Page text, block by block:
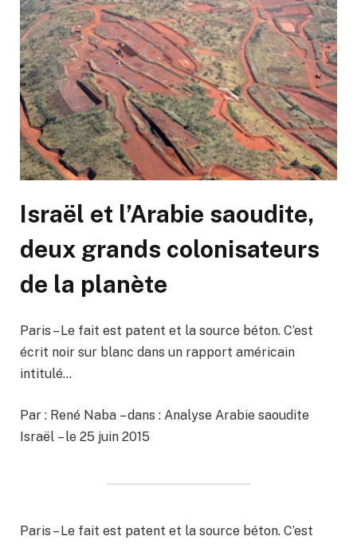
Israël et l’Arabie saoudite,
deux grands colonisateurs
de la planète
Paris – Le fait est patent et la source béton. C’est
écrit noir sur blanc dans un rapport américain
intitulé…
Par : René Naba – dans : Analyse Arabie saoudite
Israël – le 25 juin 2015
Paris – Le fait est patent et la source béton. C’est